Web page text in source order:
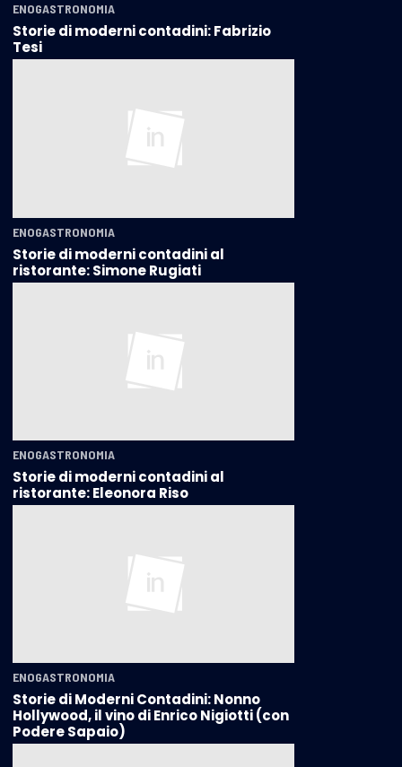
ENOGASTRONOMIA
Storie di moderni contadini: Fabrizio
Tesi
ENOGASTRONOMIA
Storie di moderni contadini al
ristorante: Simone Rugiati
ENOGASTRONOMIA
Storie di moderni contadini al
ristorante: Eleonora Riso
ENOGASTRONOMIA
Storie di Moderni Contadini: Nonno
Hollywood, il vino di Enrico Nigiotti (con
Podere Sapaio)